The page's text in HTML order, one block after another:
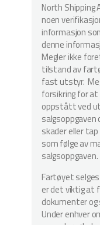
North Shipping
noen
informasjon
denne
Megler ikke
tilstand av
fast utstyr.
forsikring for
oppstått ved
skader eller
som følge av
salgsoppgaven.
Fartøyet
er det viktig
dokumenter
Under enhver